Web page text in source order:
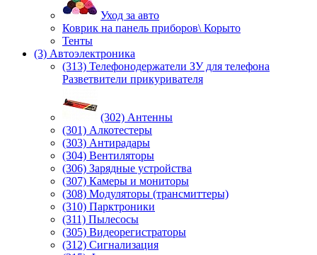
Уход за авто
Коврик на панель приборов\ Корыто
Тенты
(3) Автоэлектроника
(313) Телефонодержатели ЗУ для телефона
Разветвители прикуривателя
(302) Антенны
(301) Алкотестеры
(303) Антирадары
(304) Вентиляторы
(306) Зарядные устройства
(307) Камеры и мониторы
(308) Модуляторы (трансмиттеры)
(310) Парктроники
(311) Пылесосы
(305) Видеорегистраторы
(312) Сигнализация